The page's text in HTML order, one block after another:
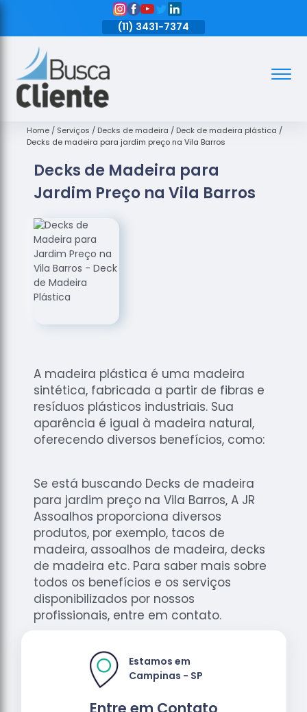
(11) 3431-7374
Assoalhos
de Madeira
Madeira
Empresas
Assoalhos
de Madeira
Loja de
Assoalhos
Raspagem
Assoalhos
Raspagem
de Tacos
Madeiras
Tacos de
Madeiras
Home Serviços Decks de madeira
Deck de madeira plástica
Decks de madeira para jardim preço na Vila Barros
Decks de Madeira para
Jardim Preço na Vila Barros
A madeira plástica é uma madeira
sintética, fabricada a partir de fibras e
resíduos plásticos industriais. Sua
aparência é igual à madeira natural,
oferecendo diversos benefícios, como:
Se está buscando Decks de madeira
para jardim preço na Vila Barros, A JR
Assoalhos proporciona diversos
produtos, por exemplo, tacos de
madeira, assoalhos de madeira, decks
de madeira etc. Para saber mais sobre
todos os benefícios e os serviços
disponibilizados por nossos
profissionais, entre em contato.
Estamos em
Campinas - SP